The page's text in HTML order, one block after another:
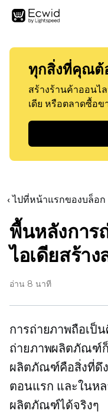
ทุกสิ่งที่คุณต้
สร้างร้านค้าออนไ
เดีย หรือตลาดซื้อ
‹ ไปที่หน้าแรกของบล็อก
พื้นหลังกา
ไอเดียสร้า
อ่าน 8 นาที
การถ่ายภาพถือเป็
ถ่ายภาพผลิตภัณฑ์ก็
ผลิตภัณฑ์คือสิ่งที่ดึ
ตอนแรก และในห
ผลิตภัณฑ์ได้จริงๆ